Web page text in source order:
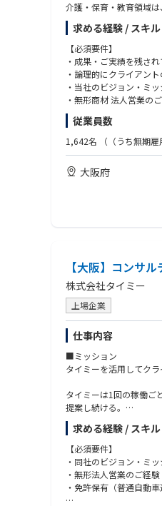
介護・保育・教育領域
での一連のプロセスを
■具体的な業務内容
・クライアント提案・深
ー 既存法人の他施設へ
ー 施設長や本部担当者
ー クライアントの課題
ー 求人設計（写真・文
ー シフト・人員配置・
ー 初期の稼働成功に向
・リレーション構築
ー 現場・本部・経営層
ー 成功事例の創出と
ー プロダクト部門へ
■配属部署
〇介護福祉領域
・業界：介護業界を中心
・主要業務
ー クライアント獲得と
ー 業界特有の課題に対
☆市場1位を目指す勝負
現在、タイミーの介護
☆自治体や協会を巻き
民間企業へのアプロー
ワーカー領域の持続可
☆高度なBPR（業務プ
超大手法人の経営層と
求める経験 / スキル
【必須要件】
・成果・ご実績を残さ
・論理的にクライアン
・当社のビジョン・ミ
・無形商材 法人営業の
・免許保有（普通自動車
【歓迎経験】
・ITや人材業界(派遣、
・当社のビジョン・ミ
・単なる“営業”ではな
従業員数
1,642名 （（うち無期
大阪府
【大阪】コンサ
株式会社タイミー
上場企業
仕事内容
■ミッション
タイミーを活用してク
タイミーは1回の稼働ご
提案し続ける。
同じクライアントでも
の利用を推進）への導入
売って終わりではなく
■役割
既存クライアントの人的
求める経験 / スキル
【必須要件】
・同社のビジョン・ミ
・無形法人営業のご経験
・免許保有（普通自動車